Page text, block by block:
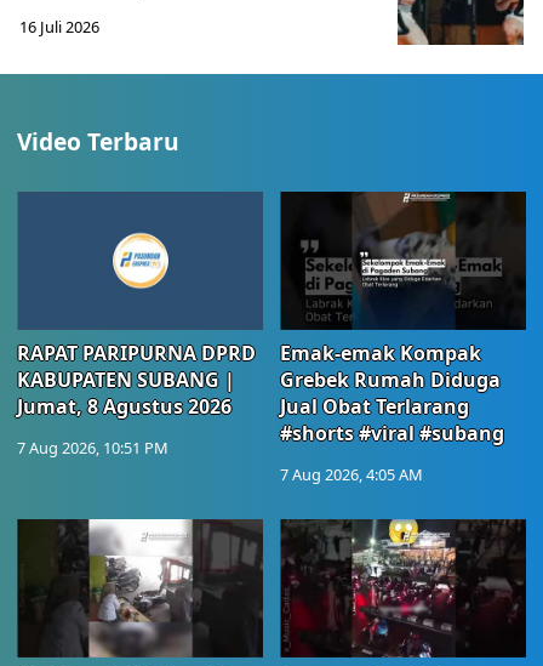
16 Juli 2026
Video Terbaru
RAPAT PARIPURNA DPRD
KABUPATEN SUBANG |
Jumat, 8 Agustus 2026
7 Aug 2026, 10:51 PM
Emak-emak Kompak
Grebek Rumah Diduga
Jual Obat Terlarang
#shorts #viral #subang
7 Aug 2026, 4:05 AM